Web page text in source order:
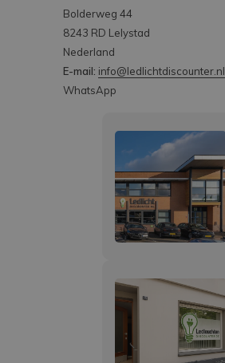
Bolderweg 44
8243 RD Lelystad
Nederland
E-mail: info@ledlichtdiscounter.nl
WhatsApp